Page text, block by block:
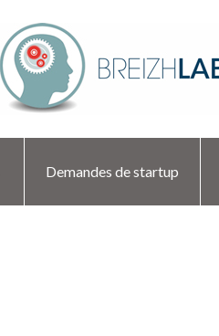
Demandes de startup